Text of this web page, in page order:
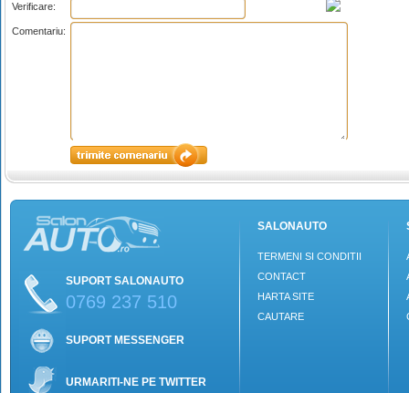
Verificare:
Comentariu:
SUPORT SALONAUTO
0769 237 510
SUPORT MESSENGER
URMARITI-NE PE TWITTER
SALONAUTO
TERMENI SI CONDITII
CONTACT
HARTA SITE
CAUTARE